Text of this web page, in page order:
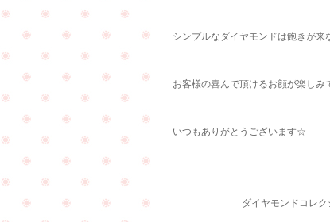
シンプルなダイヤモンドは飽きが
お客様の喜んで頂けるお顔が楽し
いつもありがとうございます☆
ダイヤモンドコレクシ